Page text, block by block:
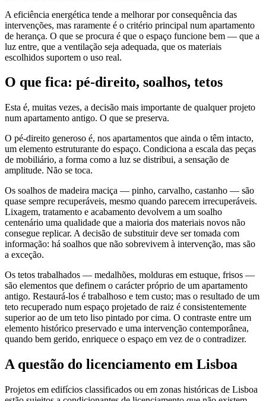
A eficiência energética tende a melhorar por consequência das
intervenções, mas raramente é o critério principal num apartamento
de herança. O que se procura é que o espaço funcione bem — que a
luz entre, que a ventilação seja adequada, que os materiais
escolhidos suportem o uso real.
O que fica: pé-direito, soalhos, tetos
Esta é, muitas vezes, a decisão mais importante de qualquer projeto
num apartamento antigo. O que se preserva.
O pé-direito generoso é, nos apartamentos que ainda o têm intacto,
um elemento estruturante do espaço. Condiciona a escala das peças
de mobiliário, a forma como a luz se distribui, a sensação de
amplitude. Não se toca.
Os soalhos de madeira maciça — pinho, carvalho, castanho — são
quase sempre recuperáveis, mesmo quando parecem irrecuperáveis.
Lixagem, tratamento e acabamento devolvem a um soalho
centenário uma qualidade que a maioria dos materiais novos não
consegue replicar. A decisão de substituir deve ser tomada com
informação: há soalhos que não sobrevivem à intervenção, mas são
a exceção.
Os tetos trabalhados — medalhões, molduras em estuque, frisos —
são elementos que definem o carácter próprio de um apartamento
antigo. Restaurá-los é trabalhoso e tem custo; mas o resultado de um
teto recuperado num espaço projetado de raiz é consistentemente
superior ao de um teto liso pintado por cima. O contraste entre um
elemento histórico preservado e uma intervenção contemporânea,
quando bem gerido, enriquece o espaço em vez de o contradizer.
A questão do licenciamento em Lisboa
Projetos em edifícios classificados ou em zonas históricas de Lisboa